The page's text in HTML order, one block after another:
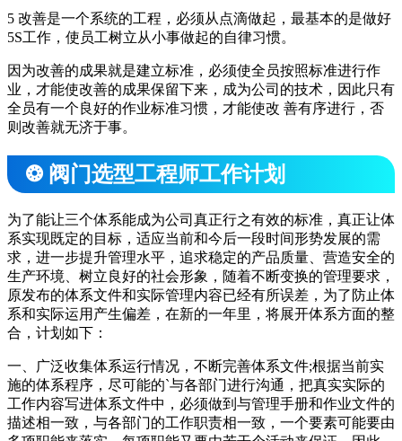
5 改善是一个系统的工程，必须从点滴做起，最基本的是做好
5S工作，使员工树立从小事做起的自律习惯。
因为改善的成果就是建立标准，必须使全员按照标准进行作
业，才能使改善的成果保留下来，成为公司的技术，因此只有
全员有一个良好的作业标准习惯，才能使改 善有序进行，否
则改善就无济于事。
❂ 阀门选型工程师工作计划
为了能让三个体系能成为公司真正行之有效的标准，真正让体
系实现既定的目标，适应当前和今后一段时间形势发展的需
求，进一步提升管理水平，追求稳定的产品质量、营造安全的
生产环境、树立良好的社会形象，随着不断变换的管理要求，
原发布的体系文件和实际管理内容已经有所误差，为了防止体
系和实际运用产生偏差，在新的一年里，将展开体系方面的整
合，计划如下：
一、广泛收集体系运行情况，不断完善体系文件;根据当前实
施的体系程序，尽可能的`与各部门进行沟通，把真实实际的
工作内容写进体系文件中，必须做到与管理手册和作业文件的
描述相一致，与各部门的工作职责相一致，一个要素可能要由